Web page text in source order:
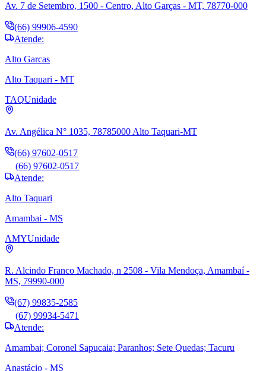
Av. 7 de Setembro, 1500 - Centro, Alto Garças - MT, 78770-000
(66) 99906-4590
Atende:
Alto Garcas
Alto Taquari - MT
TAQUnidade
Av. Angélica N° 1035, 78785000 Alto Taquari-MT
(66) 97602-0517
(66) 97602-0517
Atende:
Alto Taquari
Amambai - MS
AMYUnidade
R. Alcindo Franco Machado, n 2508 - Vila Mendoça, Amambaí -
MS, 79990-000
(67) 99835-2585
(67) 99934-5471
Atende:
Amambai; Coronel Sapucaia; Paranhos; Sete Quedas; Tacuru
Anastácio - MS